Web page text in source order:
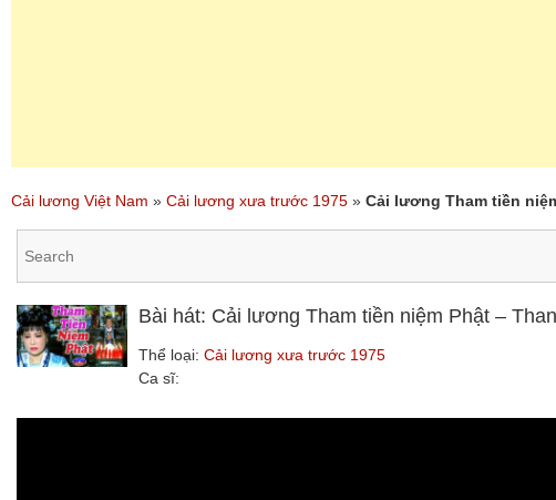
Cải lương Việt Nam » Cải lương xưa trước 1975 » Cải lương Tham tiền
Bài hát: Cải lương Tham tiền niệm Phật –
Thể loại:Cải lương xưa trước 1975
Ca sĩ: